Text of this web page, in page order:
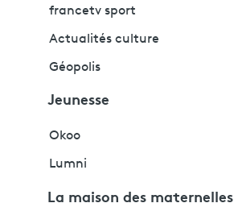
francetv sport
Actualités culture
Géopolis
Jeunesse
Okoo
Lumni
La maison des maternelles